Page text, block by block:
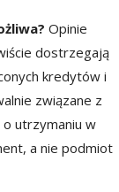
Opinie
dostrzegają
kredytów i
związane z
o utrzymaniu w
a nie podmiot